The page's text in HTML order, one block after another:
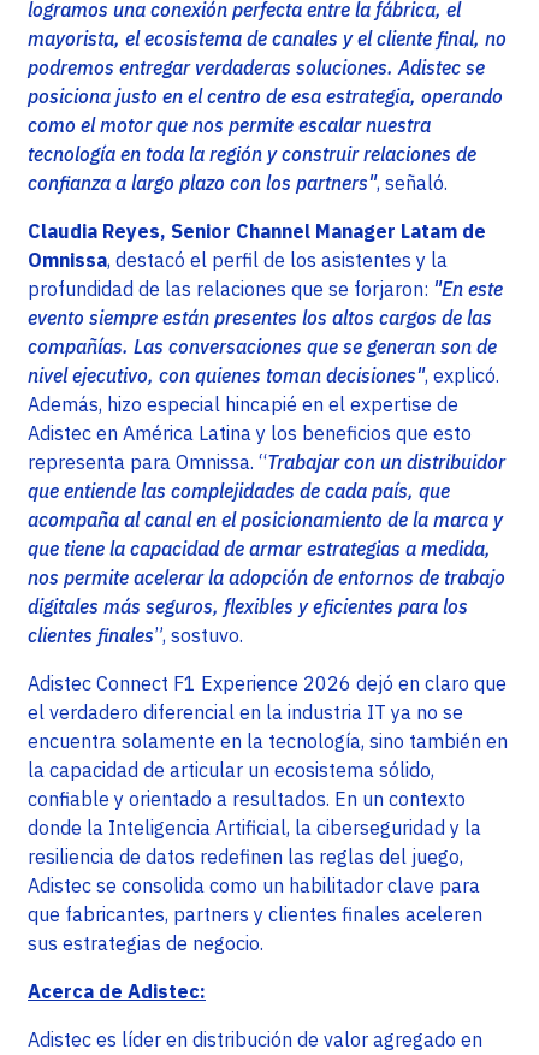
logramos una conexión perfecta entre la fábrica, el
mayorista, el ecosistema de canales y el cliente final, no
podremos entregar verdaderas soluciones. Adistec se
posiciona justo en el centro de esa estrategia, operando
como el motor que nos permite escalar nuestra
tecnología en toda la región y construir relaciones de
confianza a largo plazo con los partners", señaló.
Claudia Reyes, Senior Channel Manager Latam de
Omnissa, destacó el perfil de los asistentes y la
profundidad de las relaciones que se forjaron: "En este
evento siempre están presentes los altos cargos de las
compañías. Las conversaciones que se generan son de
nivel ejecutivo, con quienes toman decisiones", explicó.
Además, hizo especial hincapié en el expertise de
Adistec en América Latina y los beneficios que esto
representa para Omnissa. “Trabajar con un distribuidor
que entiende las complejidades de cada país, que
acompaña al canal en el posicionamiento de la marca y
que tiene la capacidad de armar estrategias a medida,
nos permite acelerar la adopción de entornos de trabajo
digitales más seguros, flexibles y eficientes para los
clientes finales”, sostuvo.
Adistec Connect F1 Experience 2026 dejó en claro que
el verdadero diferencial en la industria IT ya no se
encuentra solamente en la tecnología, sino también en
la capacidad de articular un ecosistema sólido,
confiable y orientado a resultados. En un contexto
donde la Inteligencia Artificial, la ciberseguridad y la
resiliencia de datos redefinen las reglas del juego,
Adistec se consolida como un habilitador clave para
que fabricantes, partners y clientes finales aceleren
sus estrategias de negocio.
Acerca de Adistec:
Adistec es líder en distribución de valor agregado en